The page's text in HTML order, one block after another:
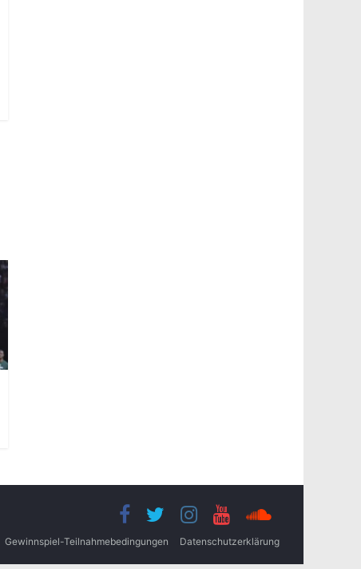
Gewinnspiel-Teilnahmebedingungen Datenschutzerklärung